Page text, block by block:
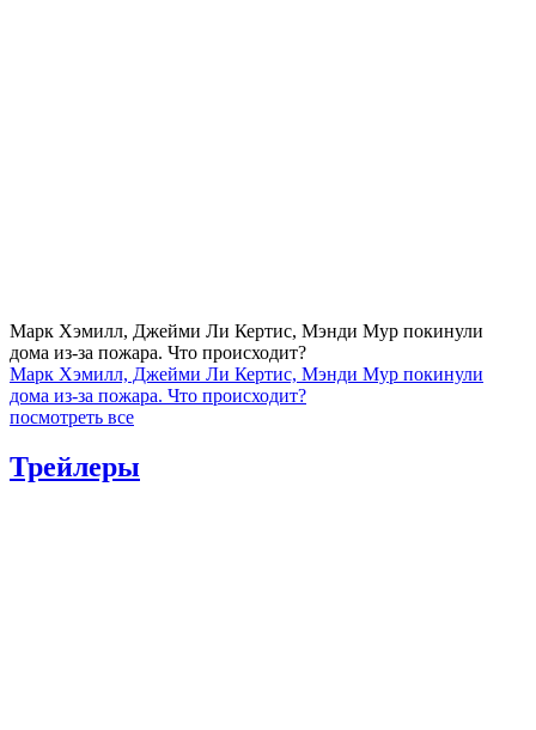
Марк Хэмилл, Джейми Ли Кертис, Мэнди Мур покинули
дома из-за пожара. Что происходит?
Марк Хэмилл, Джейми Ли Кертис, Мэнди Мур покинули
дома из-за пожара. Что происходит?
посмотреть все
Трейлеры